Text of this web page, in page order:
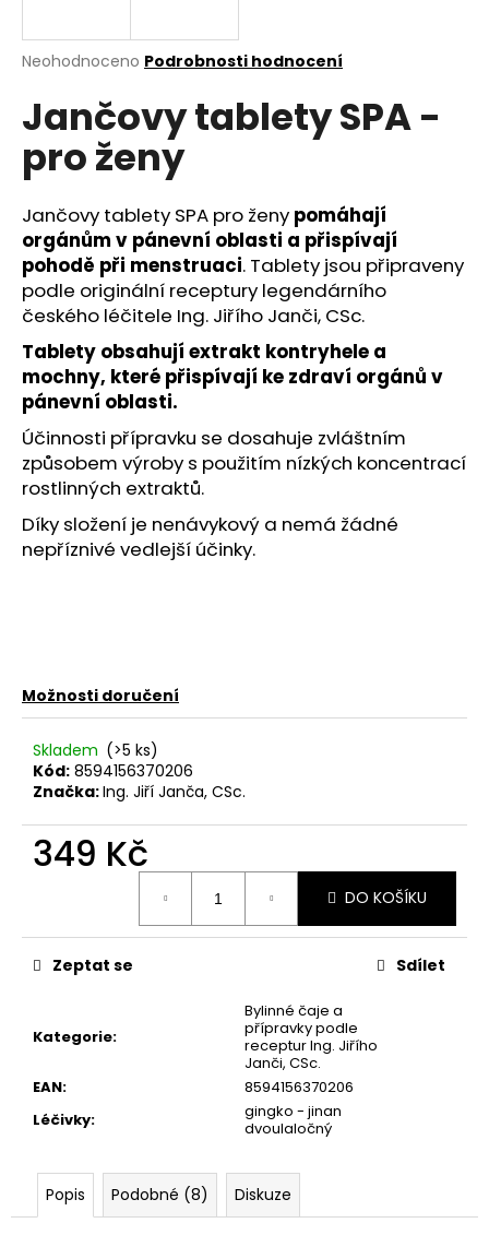
Průměrné
produktu
je
5
hvězdiček.
Neohodnoceno Podrobnosti hodnocení
Jančovy tablety SPA -
pro ženy
Jančovy tablety SPA pro ženy pomáhají
orgánům v pánevní oblasti a přispívají
pohodě při menstruaci. Tablety jsou připraveny
podle originální receptury legendárního
českého léčitele Ing. Jiřího Janči, CSc.
Tablety obsahují extrakt kontryhele a
mochny, které přispívají ke zdraví orgánů v
pánevní oblasti.
Účinnosti přípravku se dosahuje zvláštním
způsobem výroby s použitím nízkých koncentrací
rostlinných extraktů.
Díky složení je nenávykový a nemá žádné
nepříznivé vedlejší účinky.
Možnosti doručení
Skladem (>5 ks)
Kód: 8594156370206
Značka:Ing. Jiří Janča, CSc.
349 Kč
DO KOŠÍKU
Kategorie:
Bylinné čaje a
přípravky podle
receptur Ing. Jiřího
Janči, CSc.
EAN:
8594156370206
Léčivky:
gingko - jinan
dvoulaločný
Zeptat se Sdílet
Popis Podobné (8) Diskuze
j
t
?
HLEDAT
D
o
p
o
r
u
č
u
j
e
ČAJ
S
JAHODNÍKEM
JEHLICÍ
Kč